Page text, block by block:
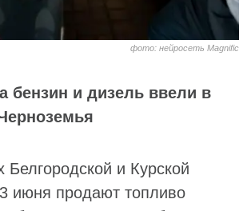
фото: нейросеть Magnific
бензин и дизель ввели в
Белгородской и Курской
июня продают топливо